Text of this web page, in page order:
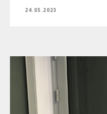
24.05.2023